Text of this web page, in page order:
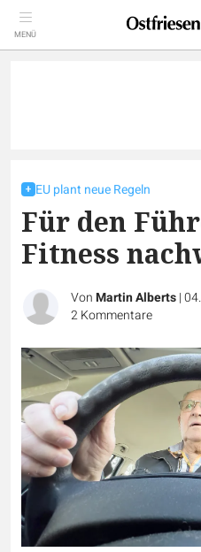
MENÜ
EU plant neue Regeln
Für den
Fitness
VonMartin Alberts|
2Kommentare